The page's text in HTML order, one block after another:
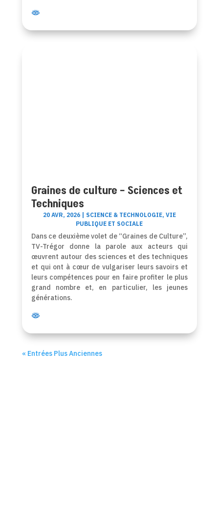
Graines de culture – Sciences et
Techniques
20 AVR, 2026| SCIENCE & TECHNOLOGIE, VIE
PUBLIQUE ET SOCIALE
Dans ce deuxième volet de “Graines de Culture”,
TV-Trégor donne la parole aux acteurs qui
œuvrent autour des sciences et des techniques
et qui ont à cœur de vulgariser leurs savoirs et
leurs compétences pour en faire profiter le plus
grand nombre et, en particulier, les jeunes
générations.
« Entrées Plus Anciennes